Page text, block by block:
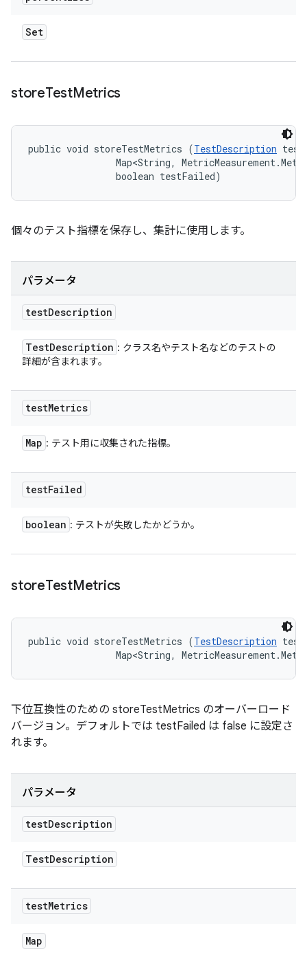
Set
storeTestMetrics
public void storeTestMetrics (TestDescription
Map<String,
                boolean testFailed)
個々のテスト指標を保存し、集計に使用します。
パラメータ
testDescription
TestDescription : クラス名やテスト名などのテストの
詳細が含まれます。
testMetrics
Map : テスト用に収集された指標。
testFailed
boolean : テストが失敗したかどうか。
storeTestMetrics
public void storeTestMetrics (TestDescription
Map<String,
下位互換性のための storeTestMetrics のオーバーロード
バージョン。デフォルトでは testFailed は false に設定さ
れます。
パラメータ
testDescription
TestDescription
testMetrics
Map